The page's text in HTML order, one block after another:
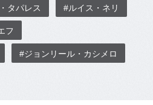
タパレス #ルイス・ネリ
フ
#ジョンリール・カシメロ